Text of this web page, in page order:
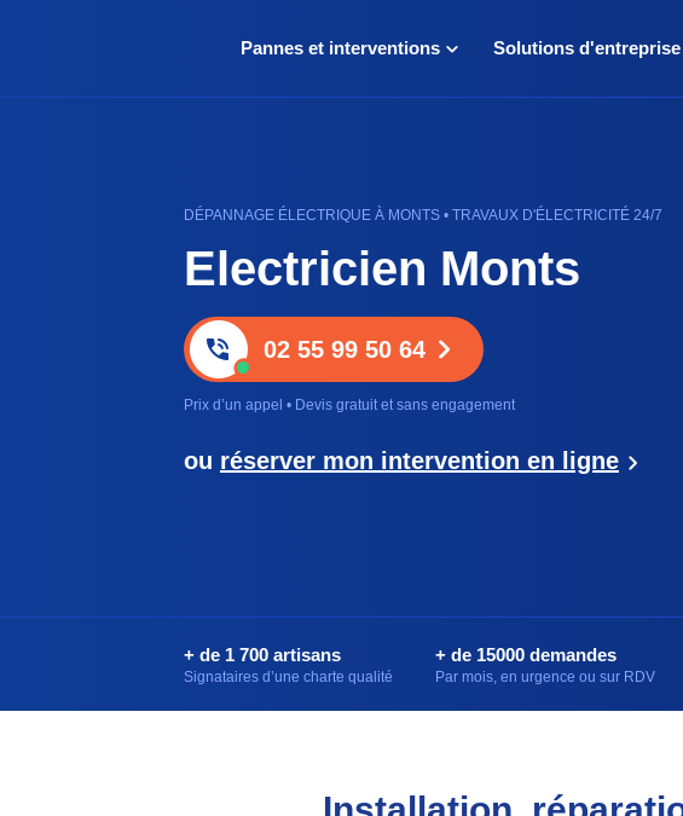
Pannes et interventions Solutions d'entreprise
DÉPANNAGE ÉLECTRIQUE À MONTS • TRAVAUX D'ÉLECTRICITÉ 24/7
Electricien Monts
02 55 99 50 64
Prix d’un appel • Devis gratuit et sans engagement
ou réserver mon intervention en ligne
+ de 1 700 artisans
Signataires d’une charte qualité
+ de 15000 demandes
Par mois, en urgence ou sur RDV